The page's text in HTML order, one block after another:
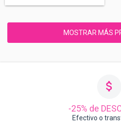
MOSTRAR MÁS
-25% de
Efectivo o